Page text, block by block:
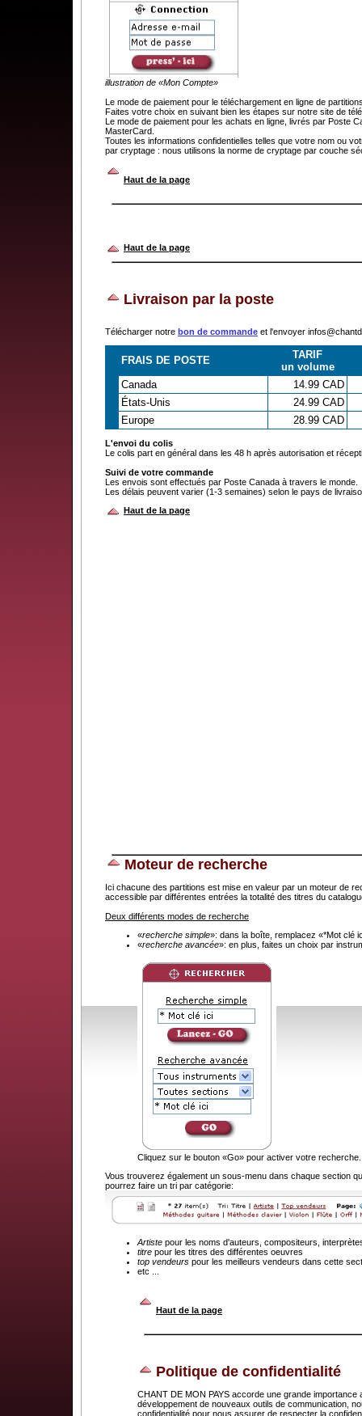
illustration de «Mon Compte»
Le mode de paiement pour le téléchargement en ligne de
Faites votre choix en suivant bien les étapes sur notre site de
Le mode de paiement pour les achats en ligne, livrés par Poste
MasterCard.
Toutes les informations confidentielles telles que votre nom ou
par cryptage : nous utilisons la norme de cryptage par couche
Haut de la page
Haut de la page
Livraison par la poste
Télécharger notre bon de commande et l'envoyer
FRAIS DE POSTE
TARIF
un volume
Canada
14.99 CAD
États-Unis
24.99 CAD
Europe
28.99 CAD
L'envoi du colis
Le colis part en général dans les 48 h après autorisation et
Suivi de votre commande
Les envois sont effectués par Poste Canada à travers le monde.
Les délais peuvent varier (1-3 semaines) selon le pays de
Haut de la page
Moteur de recherche
Ici chacune des partitions est mise en valeur par un moteur de
accessible par différentes entrées la totalité des titres du
Deux différents modes de recherche
«recherche simple»: dans la boîte, remplacez «*Mot clé
«recherche avancée»: en plus, faites un choix par
Cliquez sur le bouton «Go» pour activer votre recherche.
Vous trouverez également un sous-menu dans chaque section
pourrez faire un tri par catégorie:
Artiste pour les noms d'auteurs, compositeurs,
titre pour les titres des différentes oeuvres
top vendeurs pour les meilleurs vendeurs dans cette
etc ...
Haut de la page
Politique de confidentialité
CHANT DE MON PAYS accorde une grande
développement de nouveaux outils de communication,
confidentialité pour nous assurer de respecter la